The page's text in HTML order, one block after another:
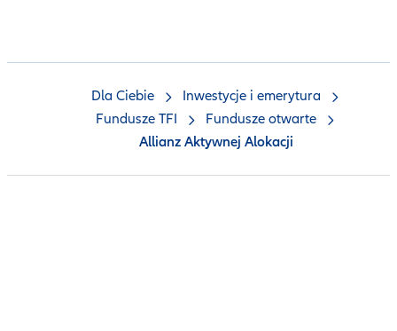
Dla Ciebie
Inwestycje i emerytura
Fundusze TFI
Fundusze otwarte
Allianz Aktywnej Alokacji